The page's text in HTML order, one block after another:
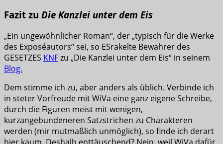
Fazit zu Die Kanzlei unter dem Eis
„Ein ungewöhnlicher Roman“, der „typisch für die Werke
des Exposéautors“ sei, so ESrakelte Bewahrer des
GESETZES KNFzu „Die Kanzlei unter dem Eis“ in seinem
Blog.
Dem stimme ich zu, aber anders als üblich. Verbinde ich
in steter Vorfreude mit WiVa eine ganz eigene Schreibe,
durch die Figuren meist mit wenigen,
kurzangebundeneren Satzstrichen zu Charakteren
werden (mir mutmaßlich unmöglich), so finde ich derart
hier kaum. Deshalb enttäuschend? Nein, weil WiVa dafür